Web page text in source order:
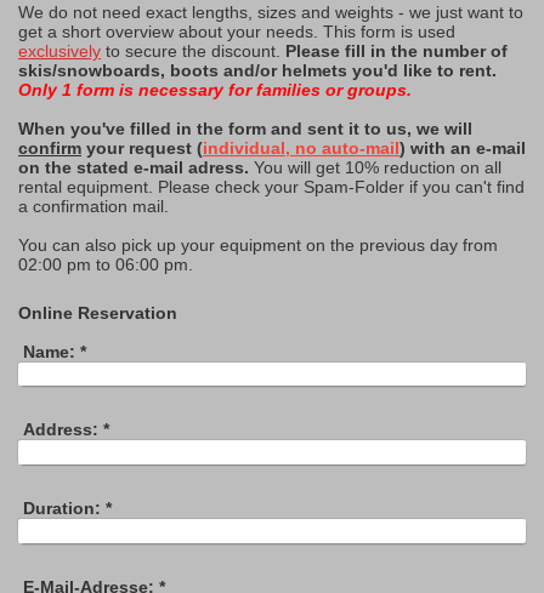
We do not need exact lengths, sizes and weights - we just want to
get a short overview about your needs. This form is used
exclusively to secure the discount. Please fill in the number of
skis/snowboards, boots and/or helmets you'd like to rent.
Only 1 form is necessary for families or groups.
When you've filled in the form and sent it to us, we will
confirm your request (individual, no auto-mail) with an e-mail
on the stated e-mail adress. You will get 10% reduction on all
rental equipment. Please check your Spam-Folder if you can't find
a confirmation mail.
You can also pick up your equipment on the previous day from
02:00 pm to 06:00 pm.
Online Reservation
Name: *
Address: *
Duration: *
E-Mail-Adresse: *